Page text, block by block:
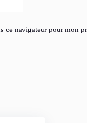
ce navigateur pour mon